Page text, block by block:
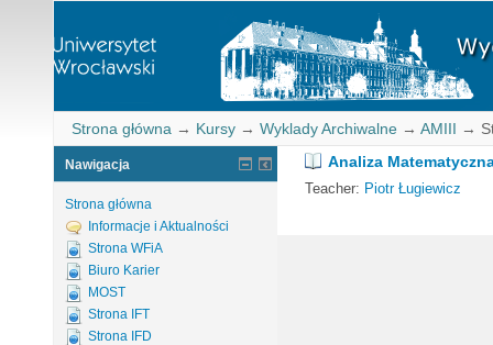
Strona główna → Kursy → Wyklady Archiwalne → AMIII →
Analiza
Teacher: Piotr Ługiewicz
Nawigacja
Strona główna
Informacje i Aktualności
Strona WFiA
Biuro Karier
MOST
Strona IFT
Strona IFD